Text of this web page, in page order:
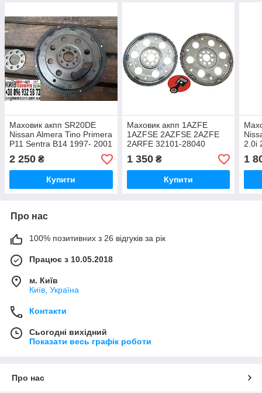
Маховик акпп SR20DE
Nissan Almera Tino Primera
P11 Sentra B14 1997- 2001
2 250 ₴
Купити
Маховик акпп 1AZFE
1AZFSE 2AZFSE 2AZFE
2ARFE 32101-28040
1 350₴
Купити
2.0i
1
Про нас
100% позитивних з 26 відгуків за рік
Працює з 10.05.2018
м. Київ
Київ, Україна
Контакти
Сьогодні вихідний
Показати весь графік роботи
Про нас